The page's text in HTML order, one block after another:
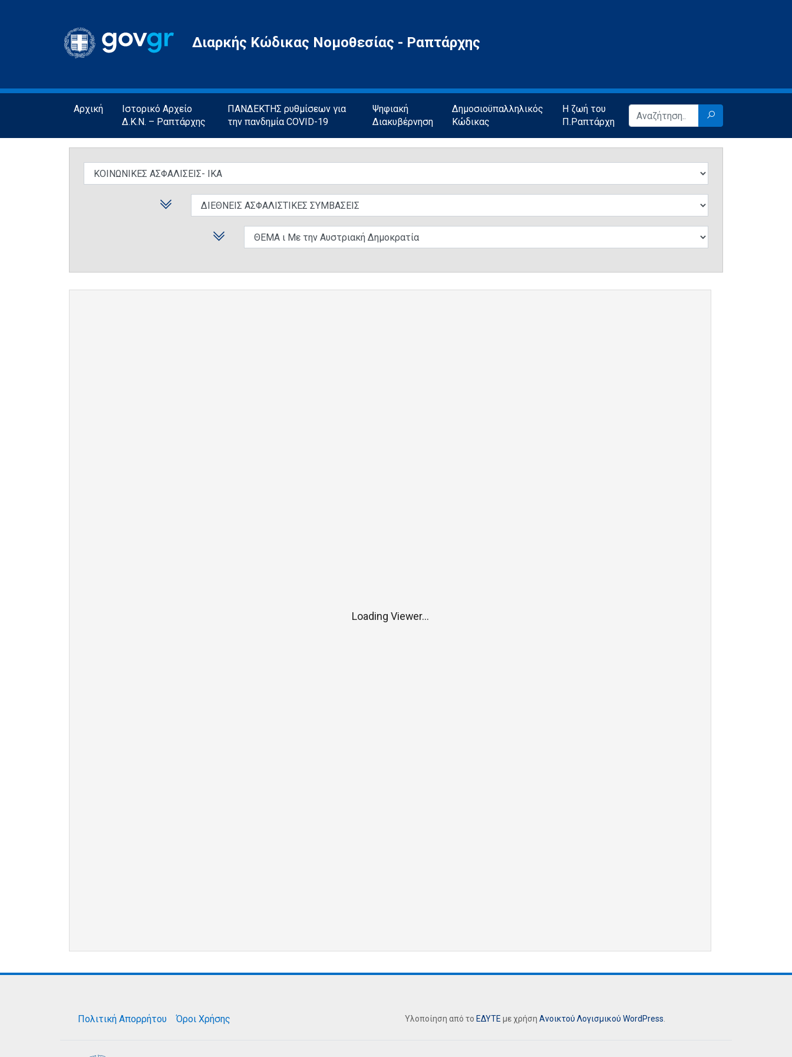
Gov.gr
Διαρκής Κώδικας Νομοθεσίας - Ραπτάρχης
Αρχική
Ιστορικό Αρχείο
Δ.Κ.Ν. – Ραπτάρχης
ΠΑΝΔΕΚΤΗΣ ρυθμίσεων για
την πανδημία COVID-19
Ψηφιακή
Διακυβέρνηση
Δημοσιοϋπαλληλικός
Κώδικας
Η ζωή του
Π.Ραπτάρχη
Loading Viewer...
Πολιτική Απορρήτου Όροι Χρήσης Υλοποίηση από το ΕΔΥΤΕ με χρήση Ανοικτού Λογισμικού WordPress